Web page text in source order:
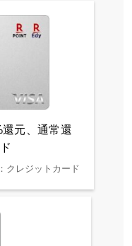
元、通常還
クレジットカード